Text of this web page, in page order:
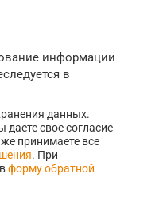
информации
в
данных.
свое согласие
принимаете все
. При
форму обратной